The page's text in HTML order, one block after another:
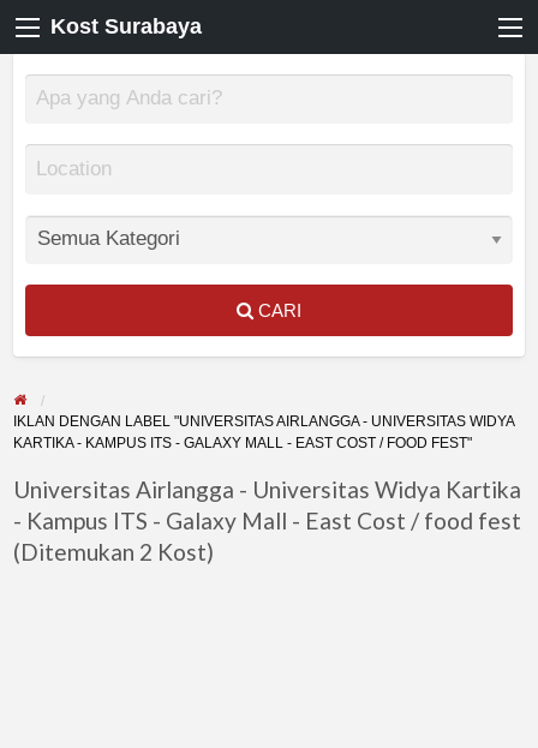
Kost Surabaya
CARI
IKLAN DENGAN LABEL "UNIVERSITAS AIRLANGGA - UNIVERSITAS WIDYA
KARTIKA - KAMPUS ITS - GALAXY MALL - EAST COST / FOOD FEST"
Universitas Airlangga - Universitas Widya Kartika
- Kampus ITS - Galaxy Mall - East Cost / food fest
(Ditemukan 2 Kost)